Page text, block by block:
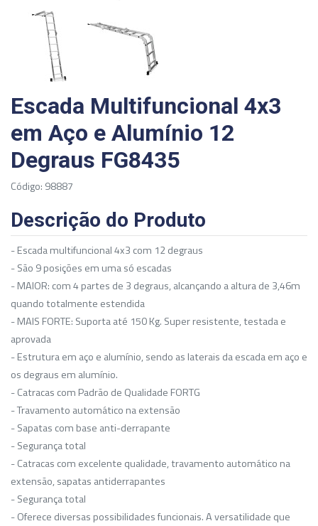
Escada Multifuncional 4x3
em Aço e Alumínio 12
Degraus FG8435
Código: 98887
Descrição do Produto
- Escada multifuncional 4x3 com 12 degraus
- São 9 posições em uma só escadas
- MAIOR: com 4 partes de 3 degraus, alcançando a altura de 3,46m
quando totalmente estendida
- MAIS FORTE: Suporta até 150 Kg. Super resistente, testada e
aprovada
- Estrutura em aço e alumínio, sendo as laterais da escada em aço e
os degraus em alumínio.
- Catracas com Padrão de Qualidade FORTG
- Travamento automático na extensão
- Sapatas com base anti-derrapante
- Segurança total
- Catracas com excelente qualidade, travamento automático na
extensão, sapatas antiderrapantes
- Segurança total
- Oferece diversas possibilidades funcionais. A versatilidade que